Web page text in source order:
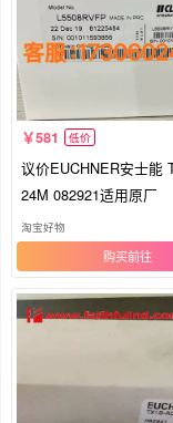
581 低价
议价EUCHNER安士能 TX1B-A0
24M 082921适用原厂
淘宝好物
购买